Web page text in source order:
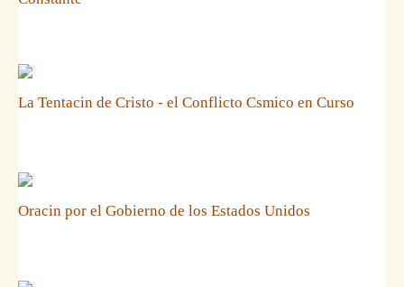
La Tentacin de Cristo - el Conflicto Csmico en Curso
Oracin por el Gobierno de los Estados Unidos